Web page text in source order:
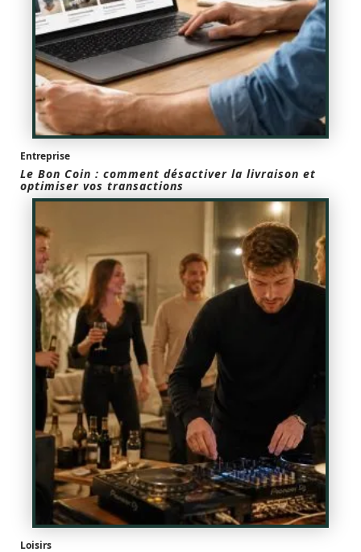
Entreprise
Le Bon Coin : comment désactiver la livraison et
optimiser vos transactions
Loisirs